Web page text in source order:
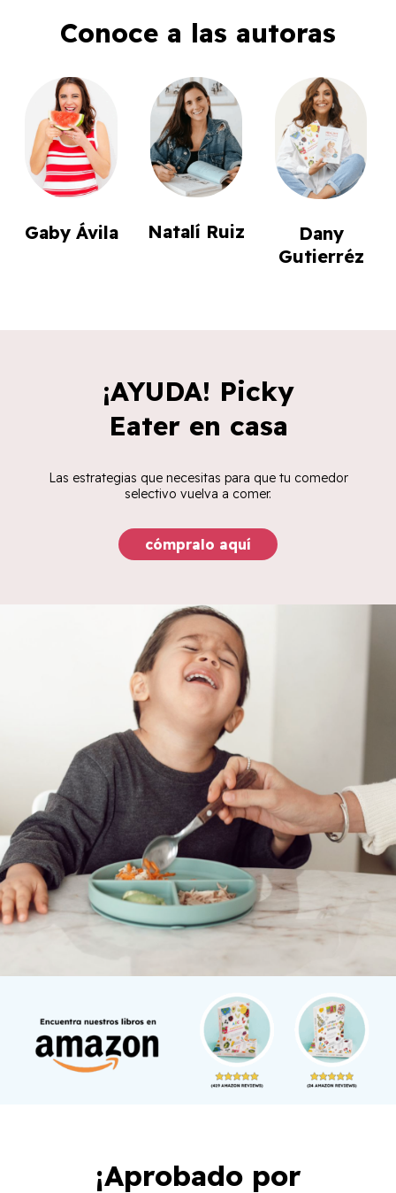
Conoce a las autoras
Gaby Ávila Natalí Ruiz
Dany
Gutierréz
¡AYUDA! Picky
Eater en casa
Las estrategias que necesitas para que tu comedor
selectivo vuelva a comer.
cómpralo aquí
¡Aprobado por